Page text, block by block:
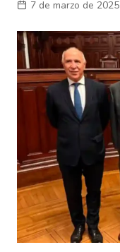
7 de marzo de 2025